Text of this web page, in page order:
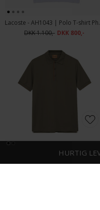
Lacoste -
DKK 1.100,- DKK 800,-
Mos Mosh - Harvey | Polo T-shirt Grape Leaf
DKK 600,-
FRI
HURTIG